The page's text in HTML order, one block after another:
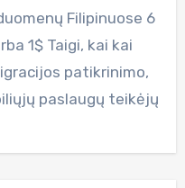
1$ Taigi, kai kai
patikrinimo,
paslaugų teikėjų